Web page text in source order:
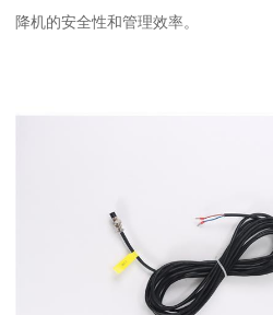
降机的安全性和管理效率。